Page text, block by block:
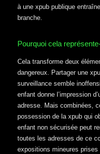
à une xpub publique
branche.
Pourquoi cela
Cela transforme deux
dangereux. Partager une
surveillance semble
enfant donne l’impression
adresse. Mais combinées,
possession de la xpub qui
enfant non sécurisée peut
toutes les adresses de ce
expositions mineures